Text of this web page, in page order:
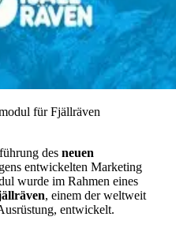
für Fjällräven
des neuen
entwickelten Marketing
wurde im Rahmen eines
, einem der weltweit
entwickelt.